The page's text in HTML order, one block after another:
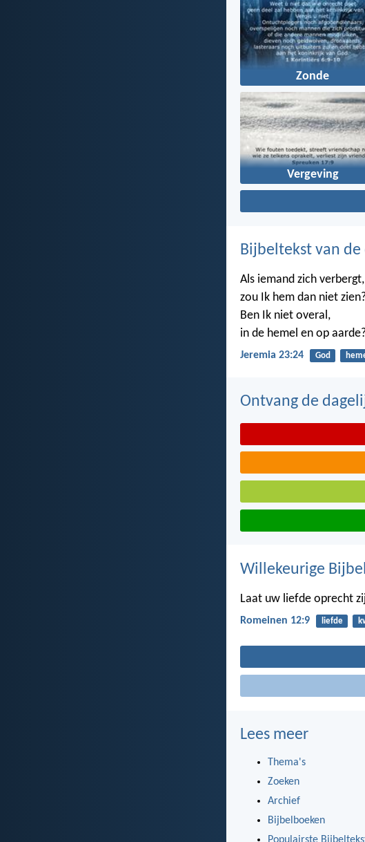
Zonde
Vergeving
Bijbeltekst van de
Als iemand zich verbergt,
zou Ik hem dan niet
Ben Ik niet overal,
in de hemel en op
Jeremia 23:24 God
Ontvang de
Willekeurige
Laat uw liefde oprecht
Romeinen 12:9 liefde
Lees meer
Thema's
Zoeken
Archief
Bijbelboeken